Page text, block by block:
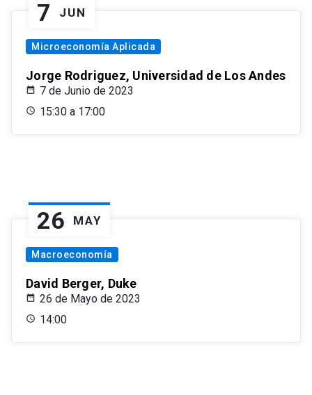
7 JUN
Microeconomía Aplicada
Jorge Rodriguez, Universidad de Los Andes
7 de Junio de 2023
15:30 a 17:00
26 MAY
Macroeconomía
David Berger, Duke
26 de Mayo de 2023
14:00